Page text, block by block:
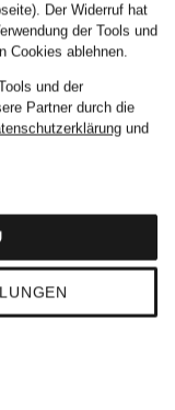
Straight Jeans
185 €
Der Widerruf hat
der Tools und
Cookies ablehnen.
und der
Partner durch die
und